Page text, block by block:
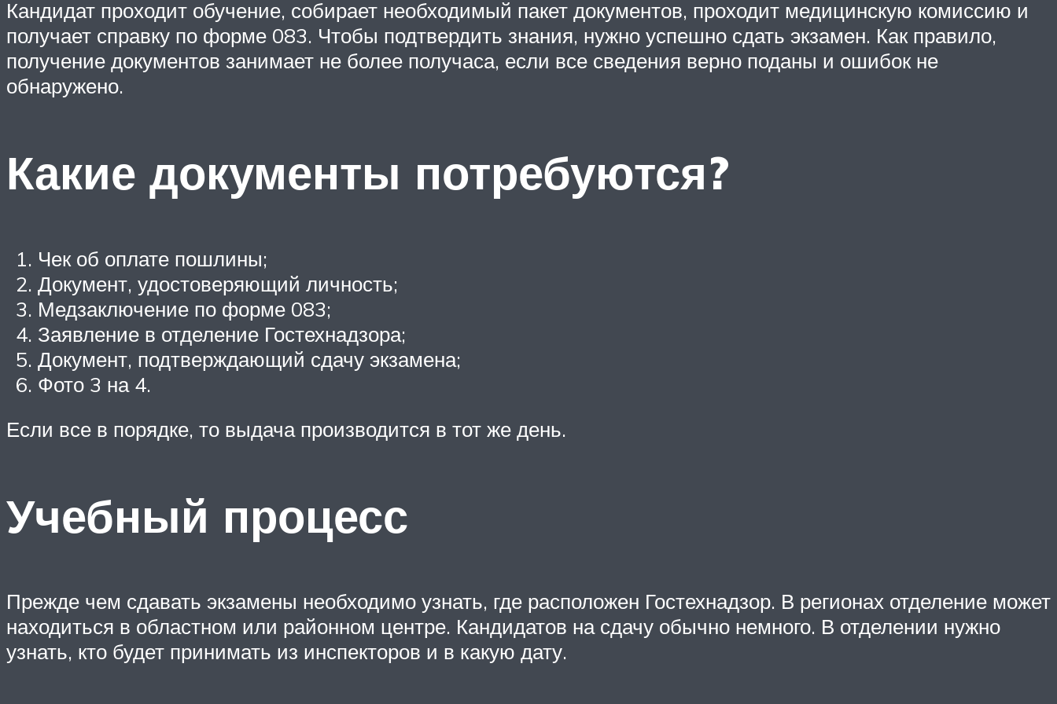
Кандидат проходит обучение, собирает необходимый пакет документов, проходит медицинскую комиссию и
получает справку по форме 083. Чтобы подтвердить знания, нужно успешно сдать экзамен. Как правило,
получение документов занимает не более получаса, если все сведения верно поданы и ошибок не
обнаружено.
Какие документы потребуются?
Чек об оплате пошлины;
Документ, удостоверяющий личность;
Медзаключение по форме 083;
Заявление в отделение Гостехнадзора;
Документ, подтверждающий сдачу экзамена;
Фото 3 на 4.
Если все в порядке, то выдача производится в тот же день.
Учебный процесс
Прежде чем сдавать экзамены необходимо узнать, где расположен Гостехнадзор. В регионах отделение может
находиться в областном или районном центре. Кандидатов на сдачу обычно немного. В отделении нужно
узнать, кто будет принимать из инспекторов и в какую дату.